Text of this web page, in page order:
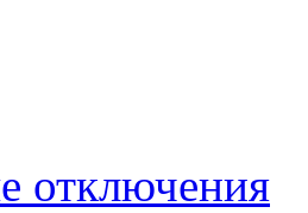
отключения